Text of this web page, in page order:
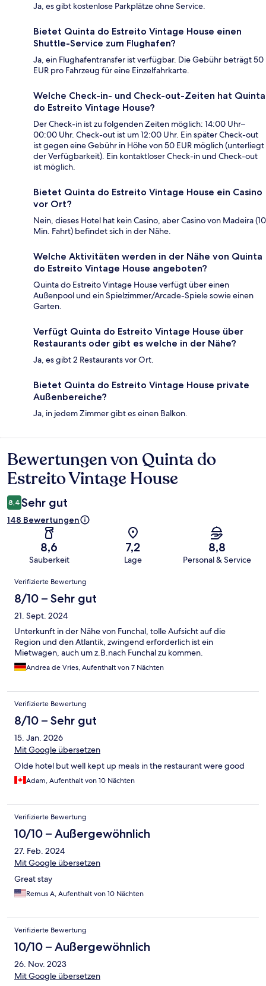
Ja, es gibt kostenlose Parkplätze ohne Service.
Bietet Quinta do Estreito Vintage House einen
Shuttle-Service zum Flughafen?
Ja, ein Flughafentransfer ist verfügbar. Die Gebühr beträgt 50
EUR pro Fahrzeug für eine Einzelfahrkarte.
Welche Check-in- und Check-out-Zeiten hat Quinta
do Estreito Vintage House?
Der Check-in ist zu folgenden Zeiten möglich: 14:00 Uhr–
00:00 Uhr. Check-out ist um 12:00 Uhr. Ein später Check-out
ist gegen eine Gebühr in Höhe von 50 EUR möglich (unterliegt
der Verfügbarkeit). Ein kontaktloser Check-in und Check-out
ist möglich.
Bietet Quinta do Estreito Vintage House ein Casino
vor Ort?
Nein, dieses Hotel hat kein Casino, aber Casino von Madeira (10
Min. Fahrt) befindet sich in der Nähe.
Welche Aktivitäten werden in der Nähe von Quinta
do Estreito Vintage House angeboten?
Quinta do Estreito Vintage House verfügt über einen
Außenpool und ein Spielzimmer/Arcade-Spiele sowie einen
Garten.
Verfügt Quinta do Estreito Vintage House über
Restaurants oder gibt es welche in der Nähe?
Ja, es gibt 2 Restaurants vor Ort.
Bietet Quinta do Estreito Vintage House private
Außenbereiche?
Ja, in jedem Zimmer gibt es einen Balkon.
Bewertungen
Bewertungen von Quinta do
Estreito Vintage House
8,4 Sehr gut
148 Bewertungen
8,6
Sauberkeit
7,2
Lage
8,8
Personal & Service
Bewertungen
Verifizierte Bewertung
8/10 – Sehr gut
21. Sept. 2024
Unterkunft in der Nähe von Funchal, tolle Aufsicht auf die
Region und den Atlantik, zwingend erforderlich ist ein
Mietwagen, auch um z.B.nach Funchal zu kommen.
Andrea de Vries, Aufenthalt von 7 Nächten
Verifizierte Bewertung
8/10 – Sehr gut
15. Jan. 2026
Mit Google übersetzen
Olde hotel but well kept up meals in the restaurant were good
Adam, Aufenthalt von 10 Nächten
Verifizierte Bewertung
10/10 – Außergewöhnlich
27. Feb. 2024
Mit Google übersetzen
Great stay
Remus A, Aufenthalt von 10 Nächten
Verifizierte Bewertung
10/10 – Außergewöhnlich
26. Nov. 2023
Mit Google übersetzen